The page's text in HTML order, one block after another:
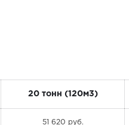
20 тонн (120м3)
51 620 руб.